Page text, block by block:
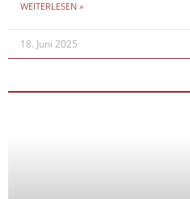
WEITERLESEN »
18. Juni 2025